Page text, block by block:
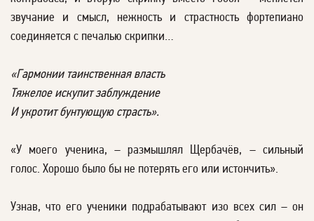
звучание и смысл, нежность и страстность фортепиано
соединяется с печалью скрипки…
«Гармонии таинственная власть
Тяжелое искупит заблуждение
И укротит бунтующую страсть».
«У моего ученика, – размышлял Щербачёв, – сильный
голос. Хорошо было бы не потерять его или истончить».
Узнав, что его ученики подрабатывают изо всех сил – он